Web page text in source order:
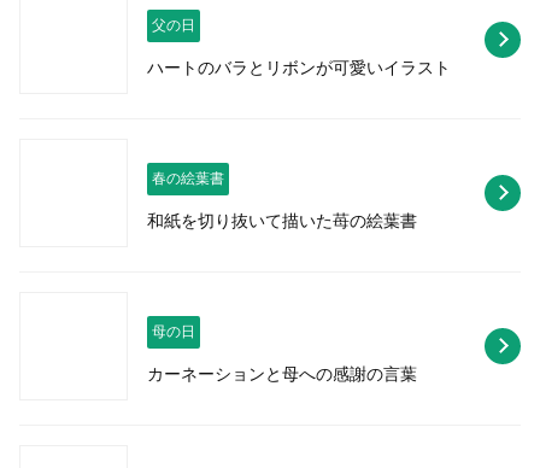
父の日
ハートのバラとリボンが可愛いイラスト
春の絵葉書
和紙を切り抜いて描いた苺の絵葉書
母の日
カーネーションと母への感謝の言葉